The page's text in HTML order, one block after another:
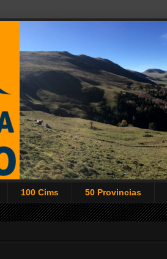
100 Cims 50 Provincias